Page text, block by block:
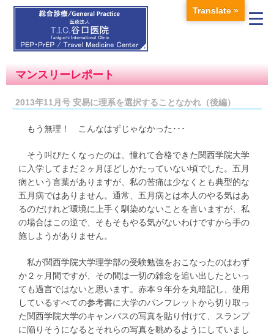
マンスリーレポート
2013年11月号 安易に理系を選択することなかれ（後編）
もう無理！ こんなはずじゃなかった･･･
そう叫びたくなったのは、憧れて合格できた関西学院大学
に入学してまだ２ヶ月ほどしかたっていない頃でした。五月
病という言葉がありますが、私の苦痛は少なくとも典型的な
五月病ではありません。通常、五月病とは本人のやる気はあ
るのだけれど環境に上手く馴染めないことを言いますが、私
の場合はこの逆で、そもそもやる気がないわけですから手の
施しようがありません。
私が関西学院大学理学部の受験勉強をおこなったのはわず
か２ヶ月間ですが、その間は一切の雑念を追い出したといっ
ても過言ではないと思います。赤本９年分を丸暗記し、使用
しているすべての参考書に大学のパンフレットから切り取っ
た関西学院大学のキャンパスの写真を貼り付けて、スランプ
に陥りそうになるとそれらの写真を眺めるようにしていまし
Translate »